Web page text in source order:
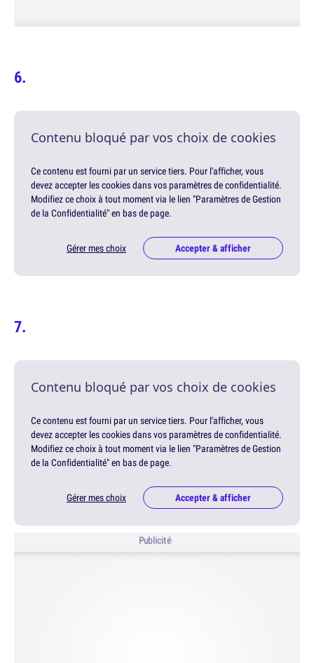
Contenu bloqué par vos choix de cookies
Ce contenu est fourni par un service tiers. Pour l'afficher, vous
devez accepter les cookies dans vos paramètres de confidentialité.
Modifiez ce choix à tout moment via le lien "Paramètres de Gestion
de la Confidentialité" en bas de page.
Gérer mes choix Accepter & afficher
Contenu bloqué par vos choix de cookies
Ce contenu est fourni par un service tiers. Pour l'afficher, vous
devez accepter les cookies dans vos paramètres de confidentialité.
Modifiez ce choix à tout moment via le lien "Paramètres de Gestion
de la Confidentialité" en bas de page.
Gérer mes choix Accepter & afficher
Publicité